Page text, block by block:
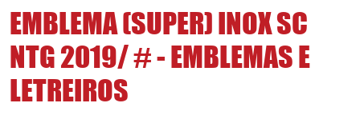
EMBLEMA (SUPER) INOX SC
NTG 2019/ # - EMBLEMAS E
LETREIROS